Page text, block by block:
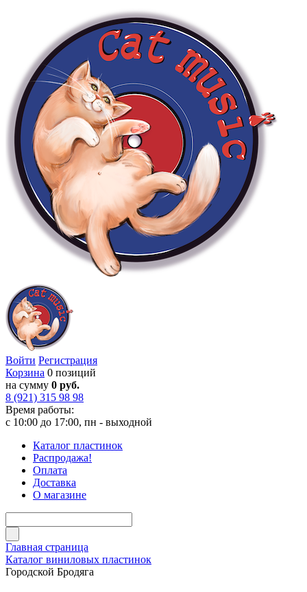
Войти Регистрация
Корзина 0 позиций
на сумму 0 руб.
8 (921) 315 98 98
Время работы:
с 10:00 до 17:00, пн - выходной
Каталог пластинок
Распродажа!
Оплата
Доставка
О магазине
Главная страница
Каталог виниловых пластинок
Городской Бродяга